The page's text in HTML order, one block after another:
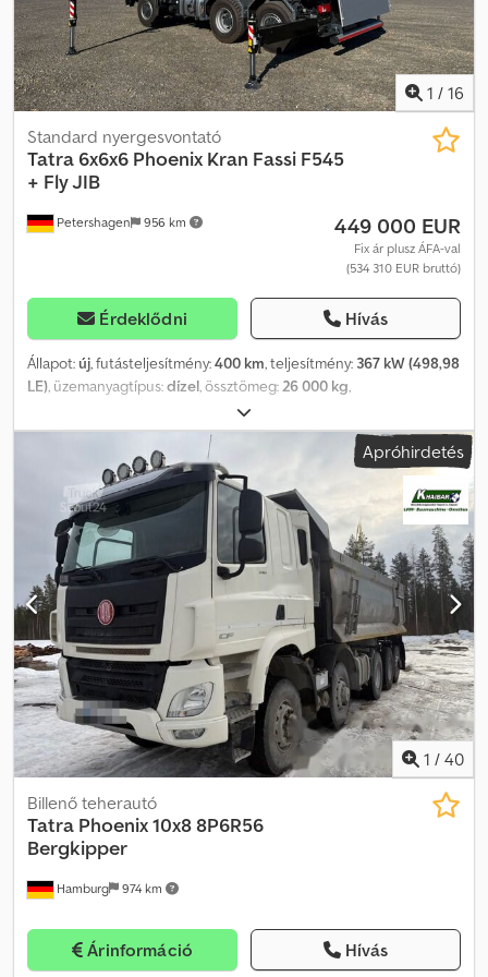
1 / 16
Petershagen 956 km
Standard nyergesvontató
Tatra 6x6x6 Phoenix Kran Fassi F545
+ Fly JIB
449 000 EUR
Fix ár plusz ÁFA-val
(534 310 EUR bruttó)
Érdeklődni Hívás
Állapot:új, futásteljesítmény:400 km, teljesítmény: 367 kW (498,98
LE), üzemanyagtípus:dízel, össztömeg:26 000 kg,
, szín:
kibocsátási osztály:Euro 6, Gyártási év:2026, Felszereltség:ABS,
daru, elektronikus stabilitásprogram (ESP), koromszűrő,
navigációs rendszer, állófűtés, összkerékhajtás
, Tatra Phoenix
6x6x6 összkerékhajtású, Fassi daruval, jibbel és csörlővel Új jármű,
napijegyes forgalomba helyezéssel 2024/07 Távolsági fülke
Levehető plató Nyerges vontatóként való használat lehetséges
Djdpfx Acsxmn Itshekr A Tatra további adatai hamarosan
elérhetők Daru: Fassi F545RA2.27 Stabilitásellenőrzés V7
távirányító Jib/kiegészítő törőkar L214, 4 tagú V20 csörlő 60 m
kötéllel AWC Elülső alátámasztás 5 pontos kitámasztás stb.
További információk hamarosan elérhetők.
Apróhirdetés
1 / 40
Hamburg 974 km
Billenő teherautó
Tatra Phoenix 10x8 8P6R56
Bergkipper
Árinformáció Hívás